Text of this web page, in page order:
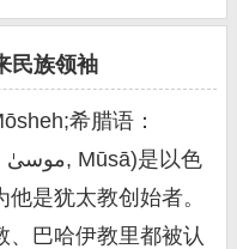
族领袖
是犹太教创始者。
、巴哈伊教里都被认